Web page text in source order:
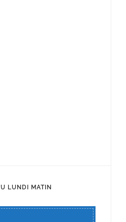
LUNDI MATIN